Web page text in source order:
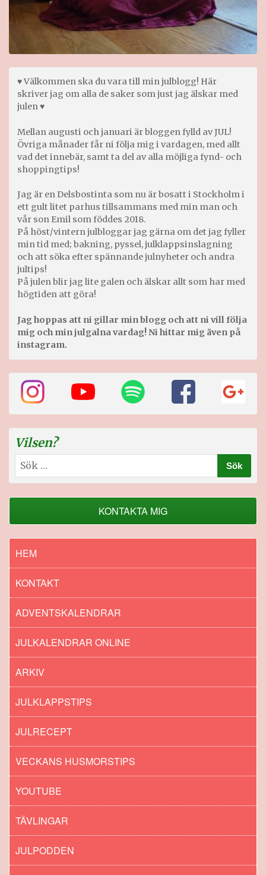
♥ Välkommen ska du vara till min julblogg! Här
skriver jag om alla de saker som just jag älskar med
julen ♥
Mellan augusti och januari är bloggen fylld av JUL!
Övriga månader får ni följa mig i vardagen, med allt
vad det innebär, samt ta del av alla möjliga fynd- och
shoppingtips!
Jag är en Delsbostinta som nu är bosatt i Stockholm i
ett gult litet parhus tillsammans med min man och
vår son Emil som föddes 2018.
På höst/vintern julbloggar jag gärna om det jag fyller
min tid med; bakning, pyssel, julklappsinslagning
och att söka efter spännande julnyheter och andra
jultips!
På julen blir jag lite galen och älskar allt som har med
högtiden att göra!
Jag hoppas att ni gillar min blogg och att ni vill följa
mig och min julgalna vardag! Ni hittar mig även på
instagram.
Vilsen?
Sök
efter:
KONTAKTA MIG
HEM
KONTAKT
ADVENTSKALENDRAR
JULKALENDRAR ONLINE
ARKIV
JULKLAPPSTIPS
JULRECEPT
VECKANS HUSMORSTIPS
YOUTUBE
TÄVLINGAR
JULPODDEN